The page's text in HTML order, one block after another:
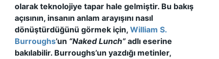
olarak teknolojiye tapar hale gelmiştir. Bu bakış
açısının, insanın anlam arayışını nasıl
dönüştürdüğünü görmek için, William S.
Burroughs’un “Naked Lunch” adlı eserine
bakılabilir. Burroughs’un yazdığı metinler,